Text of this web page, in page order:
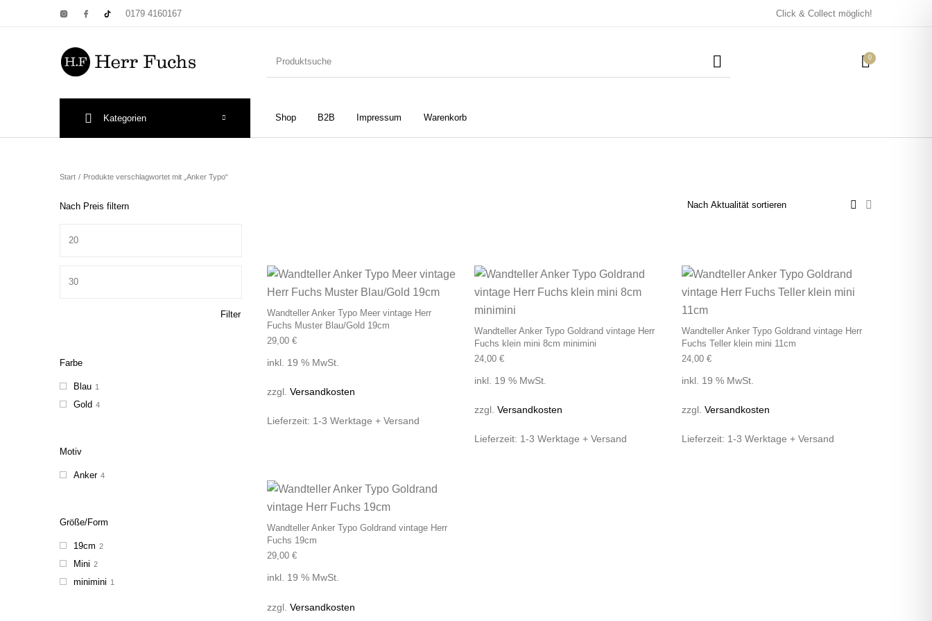
0179 4160167 Click & Collect möglich!
0
Shop B2B Impressum Warenkorb
Kategorien
Start / Produkte verschlagwortet mit „Anker Typo“
Nach Preis filtern
Filter
Farbe
Blau 1
Gold 4
Motiv
Anker 4
Größe/Form
19cm 2
Mini 2
minimini 1
Wandteller Anker Typo Meer vintage Herr
Fuchs Muster Blau/Gold 19cm
29,00 €
inkl. 19 % MwSt.
zzgl. Versandkosten
Lieferzeit: 1-3 Werktage + Versand
Wandteller Anker Typo Goldrand vintage Herr
Fuchs klein mini 8cm minimini
24,00 €
inkl. 19 % MwSt.
zzgl. Versandkosten
Lieferzeit: 1-3 Werktage + Versand
Wandteller Anker Typo Goldrand vintage Herr
Fuchs Teller klein mini 11cm
24,00 €
inkl. 19 % MwSt.
zzgl. Versandkosten
Lieferzeit: 1-3 Werktage + Versand
Wandteller Anker Typo Goldrand vintage Herr
Fuchs 19cm
29,00 €
inkl. 19 % MwSt.
zzgl. Versandkosten